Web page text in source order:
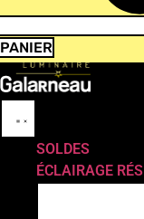
PANIER
SOLDES
ÉCLAIRAGE